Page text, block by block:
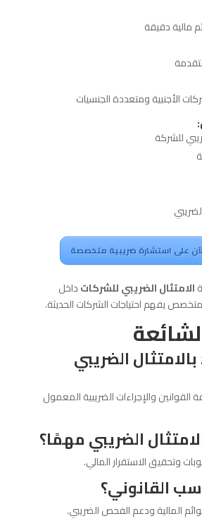
مالية دقيقة
الأجنبية ومتعددة الجنسيات
للشركة
على استشارة ضريبية متخصصة
الامتثال الضريبي للشركاتداخل
يفهم احتياجات الشركات الحديثة.
الضريبي
القوانين والإجراءات الضريبية المعمول
الضريبي مهمًا؟
وتحقيق الاستقرار المالي.
القانوني؟
المالية ودعم الفحص الضريبي.